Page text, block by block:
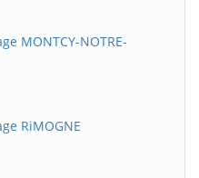
MONTCY-NOTRE-
RiMOGNE